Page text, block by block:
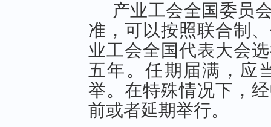
产业工会全国委员
准，可以按照联合制
业工会全国代表大会
五年。任期届满，应
举。在特殊情况下，
前或者延期举行。